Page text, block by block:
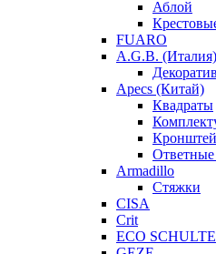
Аблой
FUARO
A.G.B. (Италия)
Apecs (Китай)
Квадраты
Armadillo
Стяжки
CISA
Crit
ECO SCHULTE